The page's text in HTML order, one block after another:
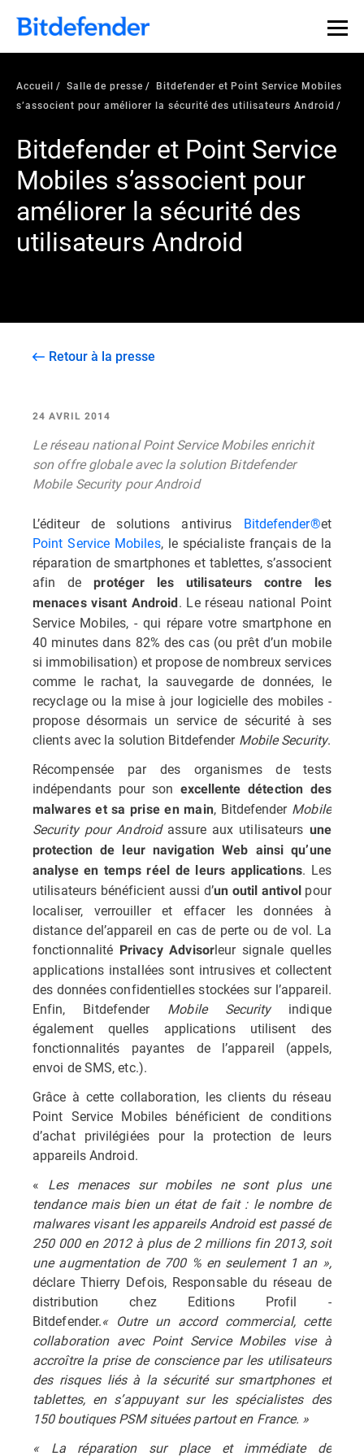
Accueil Salle de presse
Bitdefender et Point Service Mobiles
s’associent pour améliorer la sécurité des utilisateurs Android
Bitdefender et Point Service
Mobiles s’associent pour
améliorer la sécurité des
utilisateurs Android
Retour à la presse
24 AVRIL 2014
Le réseau national Point Service Mobiles enrichit
son offre globale avec la solution Bitdefender
Mobile Security pour Android
L’éditeur de solutions antivirus Bitdefender®et
Point Service Mobiles, le spécialiste français de la
réparation de smartphones et tablettes, s’associent
afin deprotéger les utilisateurs contre les
menaces visant Android. Le réseau national Point
Service Mobiles, - qui répare votre smartphone en
40 minutes dans 82% des cas (ou prêt d’un mobile
si immobilisation) et propose de nombreux services
comme le rachat, la sauvegarde de données, le
recyclage ou la mise à jour logicielle des mobiles -
propose désormais un service de sécurité à ses
clients avec la solution Bitdefender Mobile Security.
Récompensée par des organismes de tests
indépendants pour son excellente détection des
malwares et sa prise en main, Bitdefender Mobile
Security pour Androidassure aux utilisateurs une
protection de leur navigation Web ainsi qu’une
analyse en temps réel de leurs applications. Les
utilisateurs bénéficient aussi d’un outil antivol pour
localiser, verrouiller et effacer les données à
distance del’appareil en cas de perte ou de vol. La
fonctionnalité Privacy Advisorleur signale quelles
applications installées sont intrusives et collectent
des données confidentielles stockées sur l’appareil.
Enfin, Bitdefender Mobile Securityindique
également quelles applications utilisent des
fonctionnalités payantes de l’appareil (appels,
envoi de SMS, etc.).
Grâce à cette collaboration, les clients du réseau
Point Service Mobiles bénéficient de conditions
d’achat privilégiées pour la protection de leurs
appareils Android.
« Les menaces sur mobiles ne sont plus une
tendance mais bien un état de fait : le nombre de
malwares visant les appareils Android est passé de
250 000 en 2012 à plus de 2 millions fin 2013, soit
une augmentation de 700 % en seulement 1 an »,
déclare Thierry Defois, Responsable du réseau de
distribution chez Editions Profil -
Bitdefender.« Outre un accord commercial, cette
collaboration avec Point Service Mobiles vise à
accroître la prise de conscience par les utilisateurs
des risques liés à la sécurité sur smartphones et
tablettes, en s’appuyant sur les spécialistes des
150 boutiques PSM situées partout en France. »
« La réparation sur place et immédiate de